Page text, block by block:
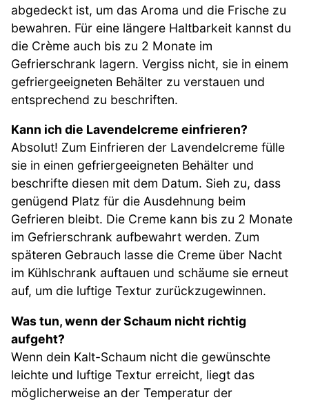
abgedeckt ist, um das Aroma und die Frische zu
bewahren. Für eine längere Haltbarkeit kannst du
die Crème auch bis zu 2 Monate im
Gefrierschrank lagern. Vergiss nicht, sie in einem
gefriergeeigneten Behälter zu verstauen und
entsprechend zu beschriften.
Kann ich die Lavendelcreme einfrieren?
Absolut! Zum Einfrieren der Lavendelcreme fülle
sie in einen gefriergeeigneten Behälter und
beschrifte diesen mit dem Datum. Sieh zu, dass
genügend Platz für die Ausdehnung beim
Gefrieren bleibt. Die Creme kann bis zu 2 Monate
im Gefrierschrank aufbewahrt werden. Zum
späteren Gebrauch lasse die Creme über Nacht
im Kühlschrank auftauen und schäume sie erneut
auf, um die luftige Textur zurückzugewinnen.
Was tun, wenn der Schaum nicht richtig
aufgeht?
Wenn dein Kalt-Schaum nicht die gewünschte
leichte und luftige Textur erreicht, liegt das
möglicherweise an der Temperatur der